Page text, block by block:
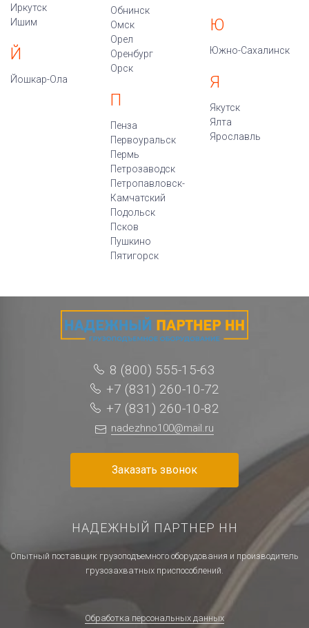
Иркутск
Ишим
Й
Йошкар-Ола
Обнинск
Омск
Орел
Оренбург
Орск
П
Пенза
Первоуральск
Пермь
Петрозаводск
Петропавловск-
Камчатский
Подольск
Псков
Пушкино
Пятигорск
Ю
Южно-Сахалинск
Я
Якутск
Ялта
Ярославль
8 (800) 555-15-63
+7 (831) 260-10-72
+7 (831) 260-10-82
nadezhno100@mail.ru
Заказать звонок
НАДЕЖНЫЙ ПАРТНЕР НН
Опытный поставщик грузоподъемного оборудования и производитель
грузозахватных приспособлений.
Обработка персональных данных